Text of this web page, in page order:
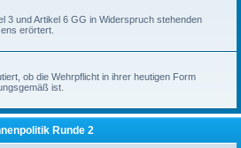
3 und Artikel 6 GG in Widerspruch stehenden
erörtert.
ob die Wehrpflicht in ihrer heutigen Form
ist.
Runde 2